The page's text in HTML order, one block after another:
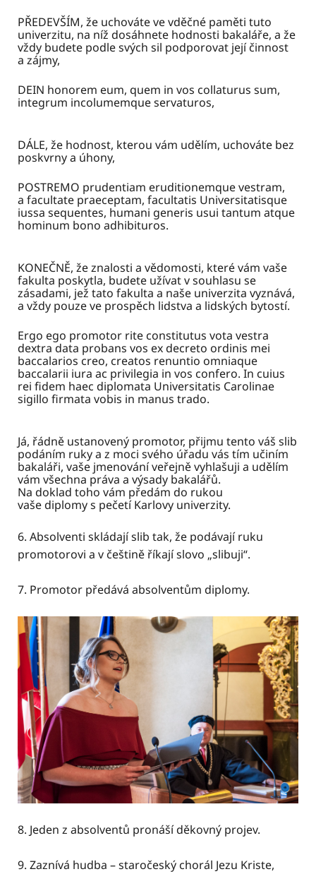
PŘEDEVŠÍM, že uchováte ve vděčné paměti tuto
univerzitu, na níž dosáhnete hodnosti bakaláře, a že
vždy budete podle svých sil podporovat její činnost
a zájmy,
DEIN honorem eum, quem in vos collaturus sum,
integrum incolumemque servaturos,
DÁLE, že hodnost, kterou vám udělím, uchováte bez
poskvrny a úhony,
POSTREMO prudentiam eruditionemque vestram,
a facultate praeceptam, facultatis Universitatisque
iussa sequentes, humani generis usui tantum atque
hominum bono adhibituros.
KONEČNĚ, že znalosti a vědomosti, které vám vaše
fakulta poskytla, budete užívat v souhlasu se
zásadami, jež tato fakulta a naše univerzita vyznává,
a vždy pouze ve prospěch lidstva a lidských bytostí.
Ergo ego promotor rite constitutus vota vestra
dextra data probans vos ex decreto ordinis mei
baccalarios creo, creatos renuntio omniaque
baccalarii iura ac privilegia in vos confero. In cuius
rei fidem haec diplomata Universitatis Carolinae
sigillo firmata vobis in manus trado.
Já, řádně ustanovený promotor, přijmu tento váš slib
podáním ruky a z moci svého úřadu vás tím učiním
bakaláři, vaše jmenování veřejně vyhlašuji a udělím
vám všechna práva a výsady bakalářů.
Na doklad toho vám předám do rukou
vaše diplomy s pečetí Karlovy univerzity.
6. Absolventi skládají slib tak, že podávají ruku
promotorovi a v češtině říkají slovo „slibuji“.
7. Promotor předává absolventům diplomy.
8. Jeden z absolventů pronáší děkovný projev.
9. Zaznívá hudba – staročeský chorál Jezu Kriste,